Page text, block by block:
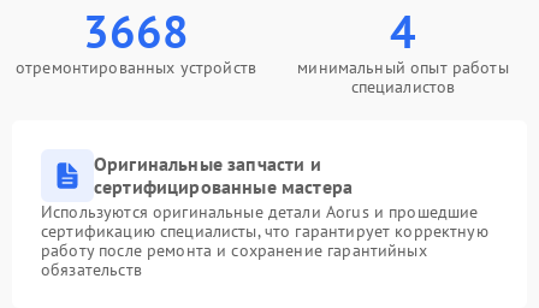
3668
отремонтированных устройств
4
минимальный опыт работы
специалистов
Оригинальные запчасти и
сертифицированные мастера
Используются оригинальные детали Aorus и прошедшие
сертификацию специалисты, что гарантирует корректную
работу после ремонта и сохранение гарантийных
обязательств